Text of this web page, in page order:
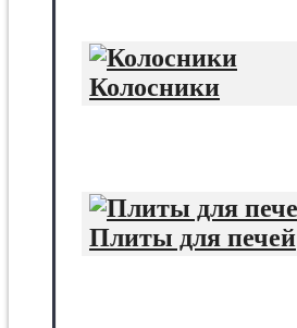
Колосники
Плиты для печей